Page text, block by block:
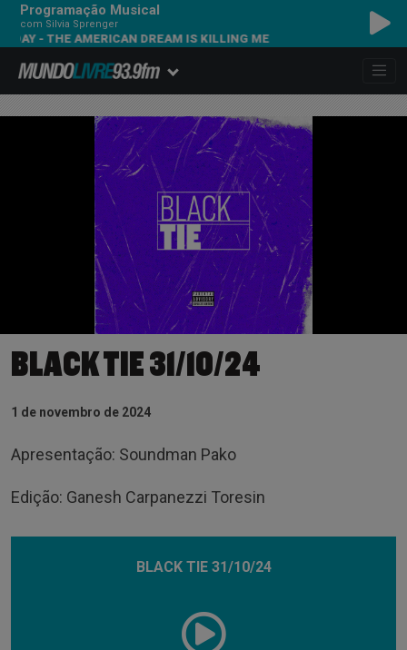
Programação Musical
com Silvia Sprenger
- THE AMERICAN DREAM IS KILLING ME
BLACK TIE 31/10/24
1 de novembro de 2024
Apresentação: Soundman Pako
Edição: Ganesh Carpanezzi Toresin
BLACK TIE 31/10/24